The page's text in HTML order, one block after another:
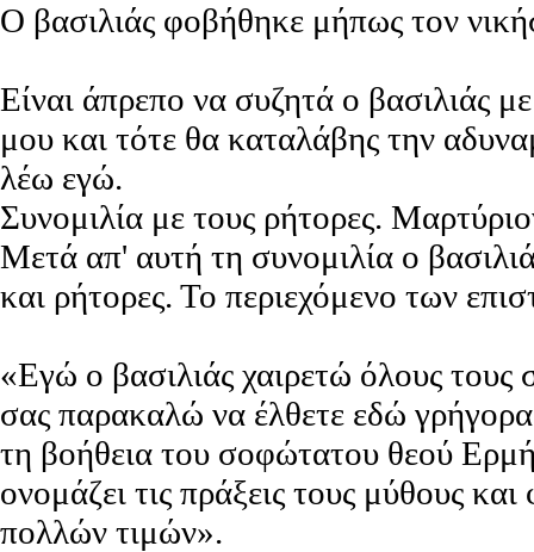
Ο βασιλιάς φοβήθηκε μήπως τον
Είναι άπρεπο να συζητά ο βασιλιάς
μου και τότε θα καταλάβης την
λέω εγώ.
Συνομιλία με τους ρήτορες.
Μετά απ' αυτή τη συνομιλία ο
και ρήτορες. Το περιεχόμενο των
«Εγώ ο βασιλιάς χαιρετώ όλους
σας παρακαλώ να έλθετε εδώ
τη βοήθεια του σοφώτατου θεού
ονομάζει τις πράξεις τους μύθους
πολλών τιμών».